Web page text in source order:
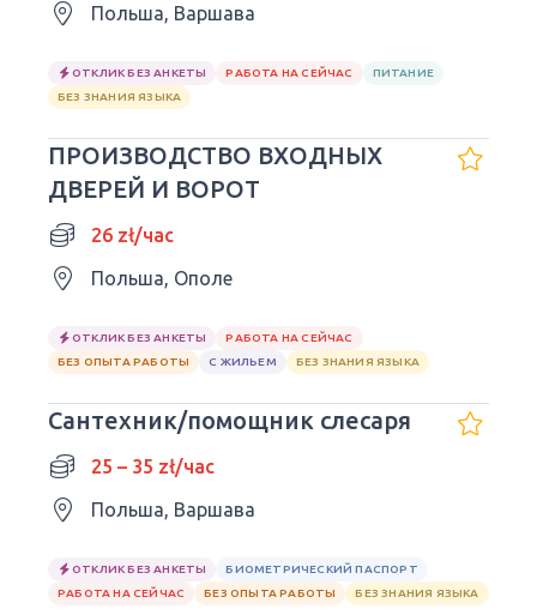
Польша, Варшава
ОТКЛИК БЕЗ АНКЕТЫ РАБОТА НА СЕЙЧАС
ПИТАНИЕ
БЕЗ ЗНАНИЯ ЯЗЫКА
ПРОИЗВОДСТВО ВХОДНЫХ
ДВЕРЕЙ И ВОРОТ
26 zł/час
Польша, Ополе
ОТКЛИК БЕЗ АНКЕТЫ
РАБОТА НА СЕЙЧАС
БЕЗ ОПЫТА РАБОТЫ
С ЖИЛЬЕМ БЕЗ ЗНАНИЯ ЯЗЫКА
Сантехник/помощник слесаря
25 – 35 zł/час
Польша, Варшава
ОТКЛИК БЕЗ АНКЕТЫ
БИОМЕТРИЧЕСКИЙ ПАСПОРТ
РАБОТА НА СЕЙЧАС
БЕЗ ОПЫТА РАБОТЫ БЕЗ ЗНАНИЯ ЯЗЫКА